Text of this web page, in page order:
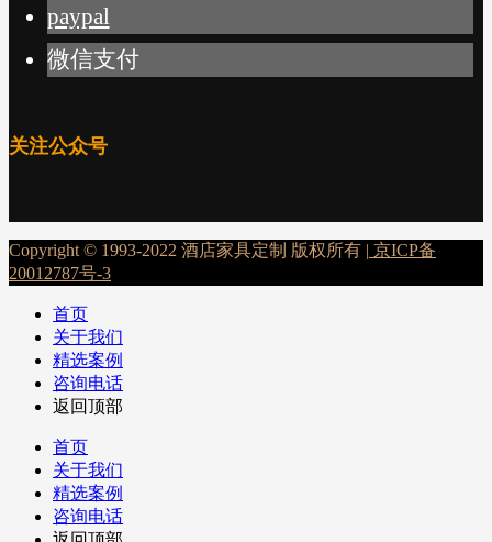
paypal
微信支付
关注公众号
Copyright © 1993-2022 酒店家具定制 版权所有 | 京ICP备
20012787号-3
首页
关于我们
精选案例
咨询电话
返回顶部
首页
关于我们
精选案例
咨询电话